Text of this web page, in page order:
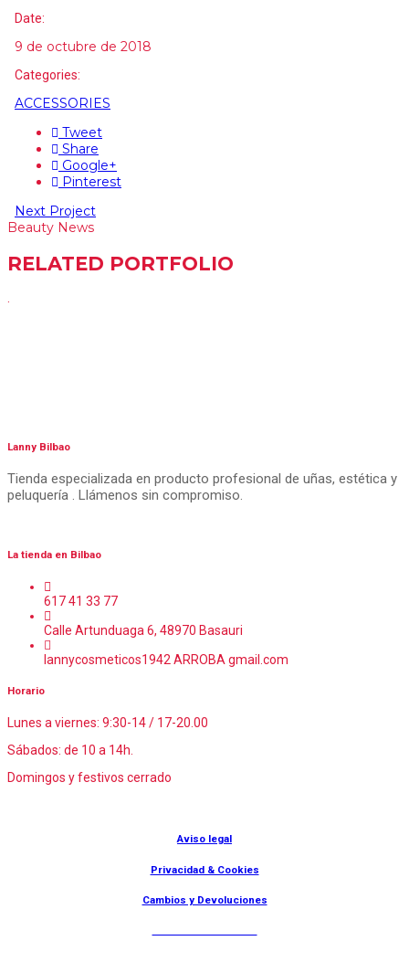
Date:
9 de octubre de 2018
Categories:
ACCESSORIES
Tweet
Share
Google+
Pinterest
Next Project
Beauty News
RELATED PORTFOLIO
Lanny Bilbao
Tienda especializada en producto profesional de uñas, estética y
peluquería . Llámenos sin compromiso.
La tienda en Bilbao
617 41 33 77
Calle Artunduaga 6, 48970 Basauri
lannycosmeticos1942 ARROBA gmail.com
Horario
Lunes a viernes: 9:30-14 / 17-20.00
Sábados: de 10 a 14h.
Domingos y festivos cerrado
Aviso legal
Privacidad & Cookies
Cambios y Devoluciones